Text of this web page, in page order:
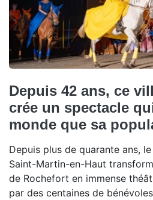
Depuis 42 ans, ce
crée un spectacle
monde que sa
Depuis plus de quarante ans,
Saint-Martin-en-Haut
de Rochefort en immense
par des centaines de